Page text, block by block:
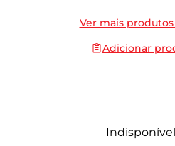
Ver mais
Adicionar
Indisponível